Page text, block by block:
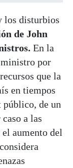
los disturbios
de John
En la
por
que la
en tiempos
público, de un
a las
aumento del